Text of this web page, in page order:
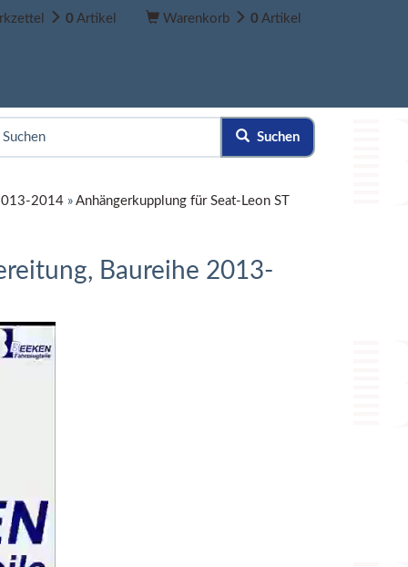
0 Artikel Warenkorb 0 Artikel
Suchen
2014 » Anhängerkupplung für Seat-Leon ST
Baureihe 2013-